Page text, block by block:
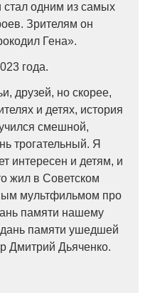
стал одним из самых
Зрителям он
Гена».
года.
друзей, но скорее,
и детях, история
смешной,
трогательный. Я
интересен и детям, и
жил в Советском
мультфильмом про
памяти нашему
памяти ушедшей
Дмитрий Дьяченко.